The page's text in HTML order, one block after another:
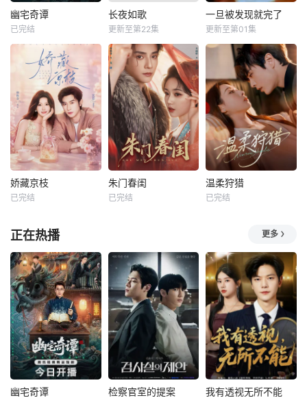
幽宅奇谭
已完结
长夜如歌
更新至第22集
一旦被发现就完了
更新至第01集
娇藏京枝
已完结
朱门春闺
已完结
温柔狩猎
已完结
正在热播 更多
幽宅奇谭 检察官室的提案 我有透视无所不能